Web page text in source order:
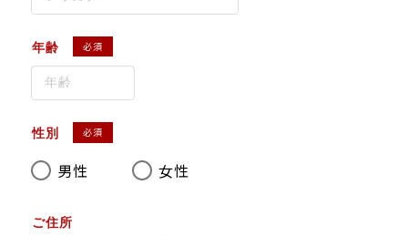
年齢 必須
性別 必須
男性 女性
ご住所